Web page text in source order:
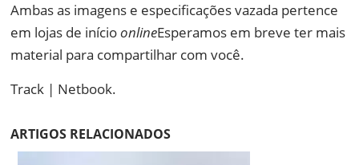
Ambas as imagens e especificações vazada pertence
em lojas de inícioonlineEsperamos em breve ter mais
material para compartilhar com você.
Track | Netbook.
ARTIGOS RELACIONADOS